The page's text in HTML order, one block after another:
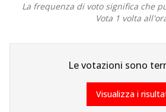
La frequenza di voto significa che
Vota 1 volta
Le votazioni sono
Visualizza i